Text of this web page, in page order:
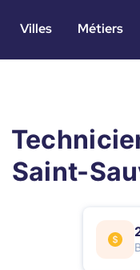
Villes Métiers
Saint-